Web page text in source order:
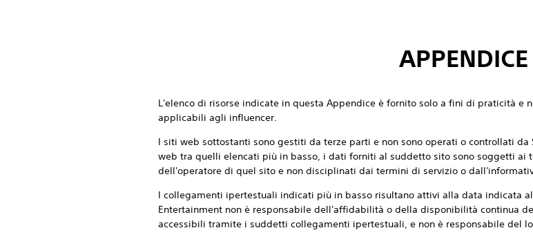
APPENDICE
L'elenco di risorse indicate in questa Appendice è fornito solo a fini di praticità e
applicabili agli influencer.
I siti web sottostanti sono gestiti da terze parti e non sono operati o controllati
web tra quelli elencati più in basso, i dati forniti al suddetto sito sono soggetti ai
dell'operatore di quel sito e non disciplinati dai termini di servizio o
I collegamenti ipertestuali indicati più in basso risultano attivi alla data indicata
Entertainment non è responsabile dell'affidabilità o della disponibilità continua
accessibili tramite i suddetti collegamenti ipertestuali, e non è responsabile del